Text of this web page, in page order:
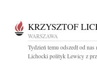
KRZYSZTOF
WARSZAWA
Tydzień temu odszedł od
Lichocki polityk Lewicy z